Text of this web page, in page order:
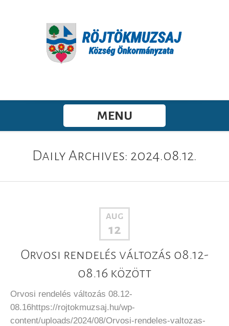
MENU
Daily Archives: 2024.08.12.
AUG
12
Orvosi rendelés változás 08.12-
08.16 között
Orvosi rendelés változás 08.12-
08.16https://rojtokmuzsaj.hu/wp-
content/uploads/2024/08/Orvosi-rendeles-valtozas-